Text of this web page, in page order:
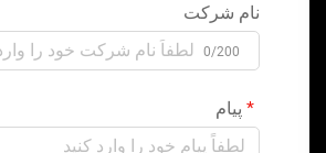
نام شرکت
0/200
پیام